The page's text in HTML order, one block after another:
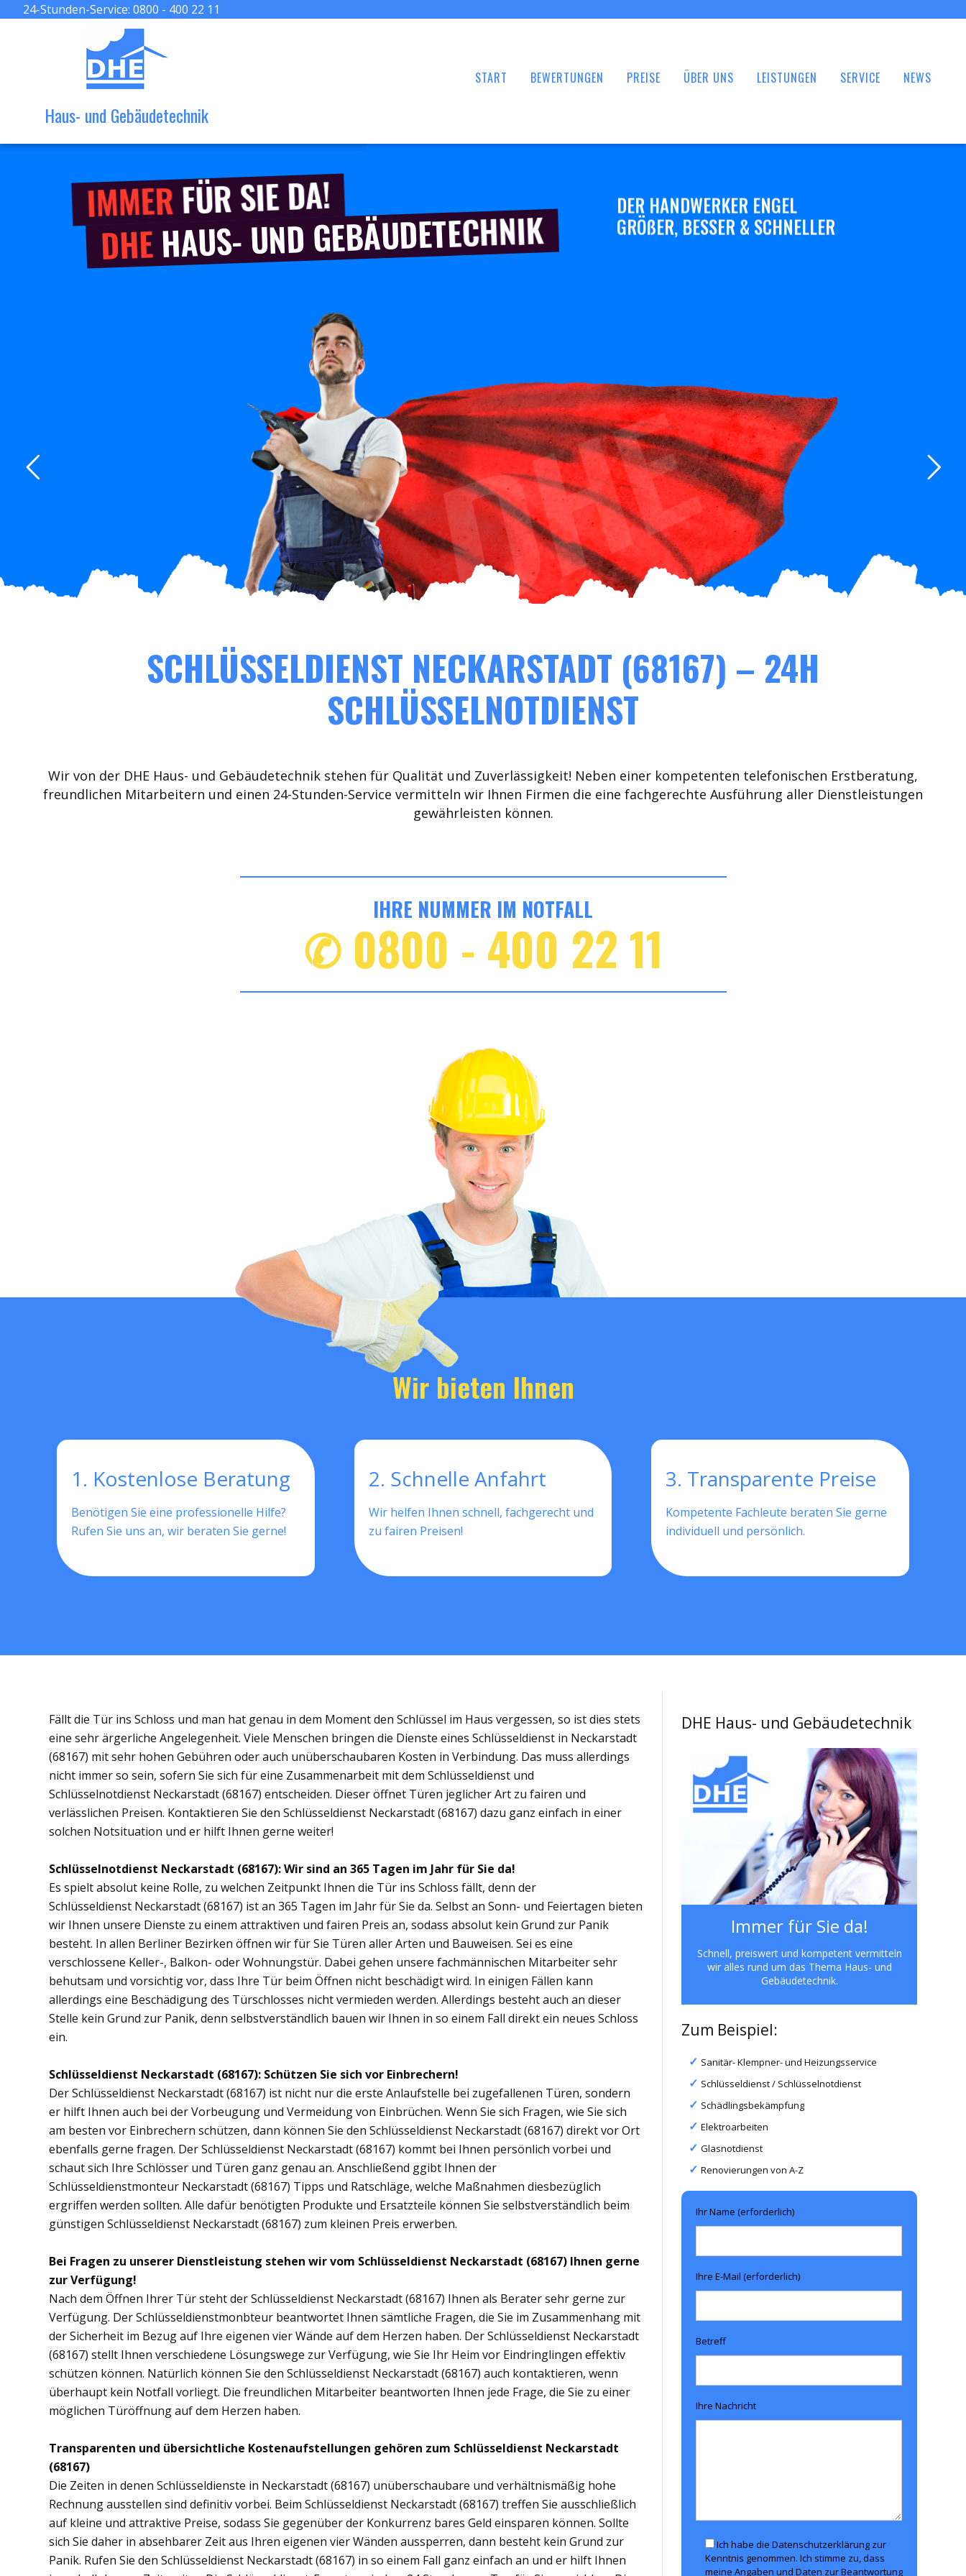
24-Stunden-Service: 0800 - 400 22 11
Haus- und Gebäudetechnik
START BEWERTUNGEN PREISE ÜBER UNS LEISTUNGEN SERVICE NEWS
IMMERFÜR SIE DA!
DHEHAUS- UND GEBÄUDETECHNIK
DER HANDWERKER ENGEL
GRÖßER, BESSER & SCHNELLER
SCHLÜSSELDIENST NECKARSTADT (68167) – 24H
SCHLÜSSELNOTDIENST
Wir von der DHE Haus- und Gebäudetechnik stehen für Qualität und Zuverlässigkeit! Neben einer kompetenten telefonischen Erstberatung,
freundlichen Mitarbeitern und einen 24-Stunden-Service vermitteln wir Ihnen Firmen die eine fachgerechte Ausführung aller Dienstleistungen
gewährleisten können.
IHRE NUMMER IM NOTFALL
✆ 0800 - 400 22 11
Wir bieten Ihnen
1. Kostenlose Beratung
Benötigen Sie eine professionelle Hilfe?
Rufen Sie uns an, wir beraten Sie gerne!
2. Schnelle Anfahrt
Wir helfen Ihnen schnell, fachgerecht und
zu fairen Preisen!
3. Transparente Preise
Kompetente Fachleute beraten Sie gerne
individuell und persönlich.
DHE Haus- und Gebäudetechnik
Immer für Sie da!
Schnell, preiswert und kompetent vermitteln
wir alles rund um das Thema Haus- und
Gebäudetechnik.
Zum Beispiel:
Sanitär- Klempner- und Heizungsservice
Schlüsseldienst / Schlüsselnotdienst
Schädlingsbekämpfung
Elektroarbeiten
Glasnotdienst
Renovierungen von A-Z
Ihr Name (erforderlich)
Ihre E-Mail (erforderlich)
Betreff
Ihre Nachricht
Ich habe die Datenschutzerklärung zur
Kenntnis genommen. Ich stimme zu, dass
meine Angaben und Daten zur Beantwortung
Fällt die Tür ins Schloss und man hat genau in dem Moment den Schlüssel im Haus vergessen, so ist dies stets
eine sehr ärgerliche Angelegenheit. Viele Menschen bringen die Dienste eines Schlüsseldienst in Neckarstadt
(68167) mit sehr hohen Gebühren oder auch unüberschaubaren Kosten in Verbindung. Das muss allerdings
nicht immer so sein, sofern Sie sich für eine Zusammenarbeit mit dem Schlüsseldienst und
Schlüsselnotdienst Neckarstadt (68167) entscheiden. Dieser öffnet Türen jeglicher Art zu fairen und
verlässlichen Preisen. Kontaktieren Sie den Schlüsseldienst Neckarstadt (68167) dazu ganz einfach in einer
solchen Notsituation und er hilft Ihnen gerne weiter!
Schlüsselnotdienst Neckarstadt (68167): Wir sind an 365 Tagen im Jahr für Sie da!
Es spielt absolut keine Rolle, zu welchen Zeitpunkt Ihnen die Tür ins Schloss fällt, denn der
Schlüsseldienst Neckarstadt (68167) ist an 365 Tagen im Jahr für Sie da. Selbst an Sonn- und Feiertagen bieten
wir Ihnen unsere Dienste zu einem attraktiven und fairen Preis an, sodass absolut kein Grund zur Panik
besteht. In allen Berliner Bezirken öffnen wir für Sie Türen aller Arten und Bauweisen. Sei es eine
verschlossene Keller-, Balkon- oder Wohnungstür. Dabei gehen unsere fachmännischen Mitarbeiter sehr
behutsam und vorsichtig vor, dass Ihre Tür beim Öffnen nicht beschädigt wird. In einigen Fällen kann
allerdings eine Beschädigung des Türschlosses nicht vermieden werden. Allerdings besteht auch an dieser
Stelle kein Grund zur Panik, denn selbstverständlich bauen wir Ihnen in so einem Fall direkt ein neues Schloss
ein.
Schlüsseldienst Neckarstadt (68167): Schützen Sie sich vor Einbrechern!
Der Schlüsseldienst Neckarstadt (68167) ist nicht nur die erste Anlaufstelle bei zugefallenen Türen, sondern
er hilft Ihnen auch bei der Vorbeugung und Vermeidung von Einbrüchen. Wenn Sie sich Fragen, wie Sie sich
am besten vor Einbrechern schützen, dann können Sie den Schlüsseldienst Neckarstadt (68167) direkt vor Ort
ebenfalls gerne fragen. Der Schlüsseldienst Neckarstadt (68167) kommt bei Ihnen persönlich vorbei und
schaut sich Ihre Schlösser und Türen ganz genau an. Anschließend ggibt Ihnen der
Schlüsseldienstmonteur Neckarstadt (68167) Tipps und Ratschläge, welche Maßnahmen diesbezüglich
ergriffen werden sollten. Alle dafür benötigten Produkte und Ersatzteile können Sie selbstverständlich beim
günstigen Schlüsseldienst Neckarstadt (68167) zum kleinen Preis erwerben.
Bei Fragen zu unserer Dienstleistung stehen wir vom Schlüsseldienst Neckarstadt (68167) Ihnen gerne
zur Verfügung!
Nach dem Öffnen Ihrer Tür steht der Schlüsseldienst Neckarstadt (68167) Ihnen als Berater sehr gerne zur
Verfügung. Der Schlüsseldienstmonbteur beantwortet Ihnen sämtliche Fragen, die Sie im Zusammenhang mit
der Sicherheit im Bezug auf Ihre eigenen vier Wände auf dem Herzen haben. Der Schlüsseldienst Neckarstadt
(68167) stellt Ihnen verschiedene Lösungswege zur Verfügung, wie Sie Ihr Heim vor Eindringlingen effektiv
schützen können. Natürlich können Sie den Schlüsseldienst Neckarstadt (68167) auch kontaktieren, wenn
überhaupt kein Notfall vorliegt. Die freundlichen Mitarbeiter beantworten Ihnen jede Frage, die Sie zu einer
möglichen Türöffnung auf dem Herzen haben.
Transparenten und übersichtliche Kostenaufstellungen gehören zum Schlüsseldienst Neckarstadt
(68167)
Die Zeiten in denen Schlüsseldienste in Neckarstadt (68167) unüberschaubare und verhältnismäßig hohe
Rechnung ausstellen sind definitiv vorbei. Beim Schlüsseldienst Neckarstadt (68167) treffen Sie ausschließlich
auf kleine und attraktive Preise, sodass Sie gegenüber der Konkurrenz bares Geld einsparen können. Sollte
sich Sie daher in absehbarer Zeit aus Ihren eigenen vier Wänden aussperren, dann besteht kein Grund zur
Panik. Rufen Sie den Schlüsseldienst Neckarstadt (68167) in so einem Fall ganz einfach an und er hilft Ihnen